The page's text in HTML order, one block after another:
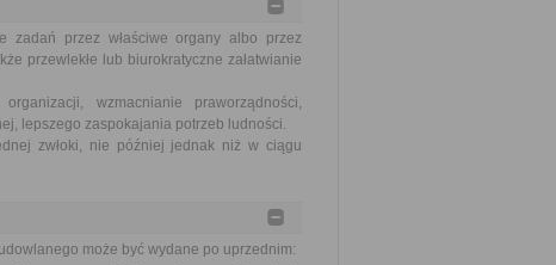
zadań przez właściwe organy albo przez
przewlekłe lub biurokratyczne załatwianie
wzmacnianie praworządności,
lepszego zaspokajania potrzeb ludności.
zwłoki, nie później jednak niż w ciągu
może być wydane po uprzednim: